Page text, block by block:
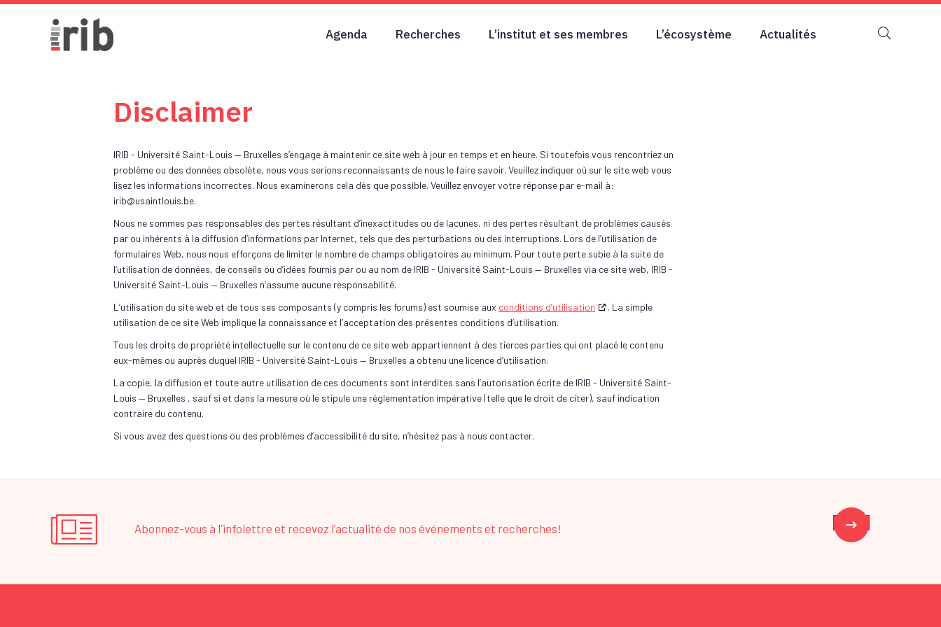
Agenda Recherches L’institut et ses membres L’écosystème Actualités
Disclaimer
IRIB - Université Saint-Louis — Bruxelles s’engage à maintenir ce site web à jour en temps et en heure. Si toutefois vous rencontriez un
problème ou des données obsolète, nous vous serions reconnaissants de nous le faire savoir. Veuillez indiquer où sur le site web vous
lisez les informations incorrectes. Nous examinerons cela dès que possible. Veuillez envoyer votre réponse par e-mail à:
irib@usaintlouis.be.
Nous ne sommes pas responsables des pertes résultant d’inexactitudes ou de lacunes, ni des pertes résultant de problèmes causés
par ou inhérents à la diffusion d’informations par Internet, tels que des perturbations ou des interruptions. Lors de l’utilisation de
formulaires Web, nous nous efforçons de limiter le nombre de champs obligatoires au minimum. Pour toute perte subie à la suite de
l’utilisation de données, de conseils ou d’idées fournis par ou au nom de IRIB - Université Saint-Louis — Bruxelles via ce site web, IRIB -
Université Saint-Louis — Bruxelles n’assume aucune responsabilité.
L’utilisation du site web et de tous ses composants (y compris les forums) est soumise aux conditions d’utilisation
. La simple
utilisation de ce site Web implique la connaissance et l’acceptation des présentes conditions d’utilisation.
Tous les droits de propriété intellectuelle sur le contenu de ce site web appartiennent à des tierces parties qui ont placé le contenu
eux-mêmes ou auprès duquel IRIB - Université Saint-Louis — Bruxelles a obtenu une licence d’utilisation.
La copie, la diffusion et toute autre utilisation de ces documents sont interdites sans l’autorisation écrite de IRIB - Université Saint-
Louis — Bruxelles , sauf si et dans la mesure où le stipule une réglementation impérative (telle que le droit de citer), sauf indication
contraire du contenu.
Si vous avez des questions ou des problèmes d’accessibilité du site, n’hésitez pas à nous contacter.
Abonnez-vous à l'infolettre et recevez l’actualité de nos événements et recherches!